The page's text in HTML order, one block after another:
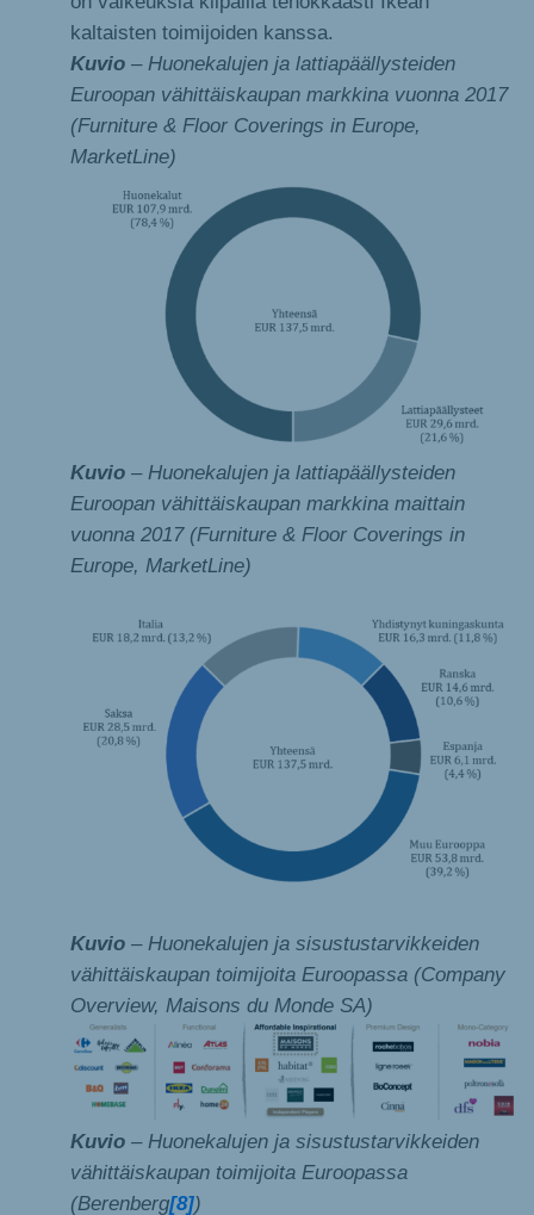
kaltaisten toimijoiden kanssa.
Kuvio – Huonekalujen ja lattiapäällysteiden
Euroopan vähittäiskaupan markkina vuonna 2017
(Furniture & Floor Coverings in Europe,
MarketLine)
Kuvio – Huonekalujen ja lattiapäällysteiden
Euroopan vähittäiskaupan markkina maittain
vuonna 2017 (Furniture & Floor Coverings in
Europe, MarketLine)
Kuvio – Huonekalujen ja sisustustarvikkeiden
vähittäiskaupan toimijoita Euroopassa (Company
Overview, Maisons du Monde SA)
Kuvio – Huonekalujen ja sisustustarvikkeiden
vähittäiskaupan toimijoita Euroopassa
(Berenberg[8])